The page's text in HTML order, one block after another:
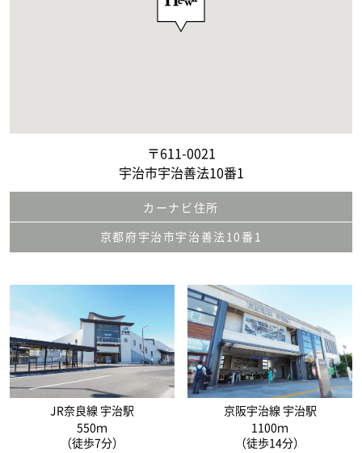
〒611-0021
宇治市宇治善法10番1
カーナビ住所
京都府宇治市宇治善法10番1
JR奈良線 宇治駅
550ｍ
（徒歩7分）
京阪宇治線 宇治駅
1100ｍ
（徒歩14分）